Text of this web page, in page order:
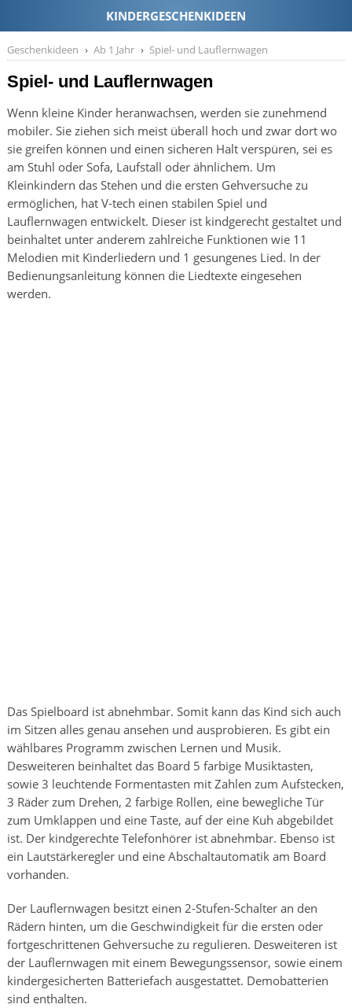
Geschenkideen Ab 1 Jahr Spiel- und Lauflernwagen
Spiel- und Lauflernwagen
Wenn kleine Kinder heranwachsen, werden sie zunehmend
mobiler. Sie ziehen sich meist überall hoch und zwar dort wo
sie greifen können und einen sicheren Halt verspüren, sei es
am Stuhl oder Sofa, Laufstall oder ähnlichem. Um
Kleinkindern das Stehen und die ersten Gehversuche zu
ermöglichen, hat V-tech einen stabilen Spiel und
Lauflernwagen entwickelt. Dieser ist kindgerecht gestaltet und
beinhaltet unter anderem zahlreiche Funktionen wie 11
Melodien mit Kinderliedern und 1 gesungenes Lied. In der
Bedienungsanleitung können die Liedtexte eingesehen
werden.
Das Spielboard ist abnehmbar. Somit kann das Kind sich auch
im Sitzen alles genau ansehen und ausprobieren. Es gibt ein
wählbares Programm zwischen Lernen und Musik.
Desweiteren beinhaltet das Board 5 farbige Musiktasten,
sowie 3 leuchtende Formentasten mit Zahlen zum Aufstecken,
3 Räder zum Drehen, 2 farbige Rollen, eine bewegliche Tür
zum Umklappen und eine Taste, auf der eine Kuh abgebildet
ist. Der kindgerechte Telefonhörer ist abnehmbar. Ebenso ist
ein Lautstärkeregler und eine Abschaltautomatik am Board
vorhanden.
Der Lauflernwagen besitzt einen 2-Stufen-Schalter an den
Rädern hinten, um die Geschwindigkeit für die ersten oder
fortgeschrittenen Gehversuche zu regulieren. Desweiteren ist
der Lauflernwagen mit einem Bewegungssensor, sowie einem
kindergesicherten Batteriefach ausgestattet. Demobatterien
sind enthalten.